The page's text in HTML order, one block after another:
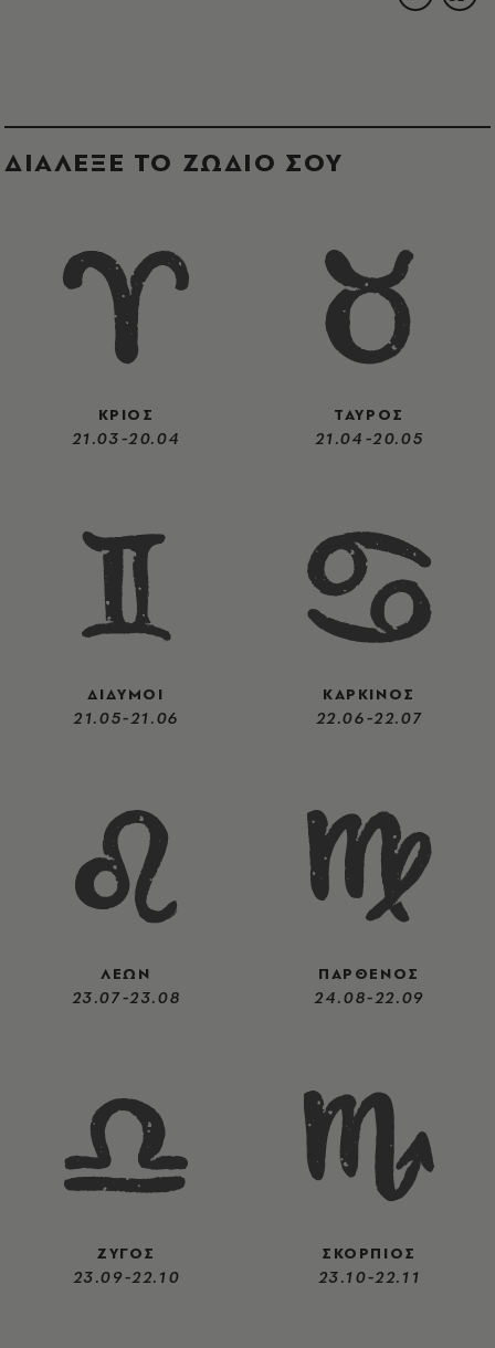
ΔΙΑΛΕΞΕ ΤΟ ΖΩΔΙΟ ΣΟΥ
ΚΡΙΟΣ
21.03-20.04
ΤΑΥΡΟΣ
21.04-20.05
ΔΙΔΥΜΟΙ
21.05-21.06
ΚΑΡΚΙΝΟΣ
22.06-22.07
ΛΕΩΝ
23.07-23.08
ΠΑΡΘΕΝΟΣ
24.08-22.09
ΖΥΓΟΣ
23.09-22.10
ΣΚΟΡΠΙΟΣ
23.10-22.11